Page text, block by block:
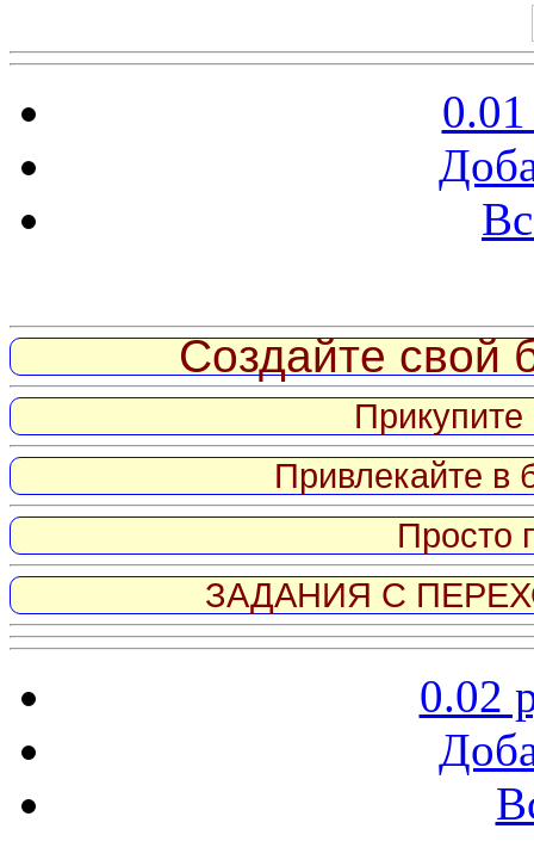
Создайте свой
Привлекайте в
Просто
ЗАДАНИЯ С
0.02